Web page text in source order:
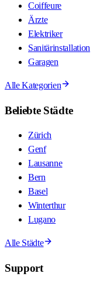
Coiffeure
Ärzte
Elektriker
Sanitärinstallation
Garagen
Alle Kategorien
Beliebte Städte
Zürich
Genf
Lausanne
Bern
Basel
Winterthur
Lugano
Alle Städte
Support